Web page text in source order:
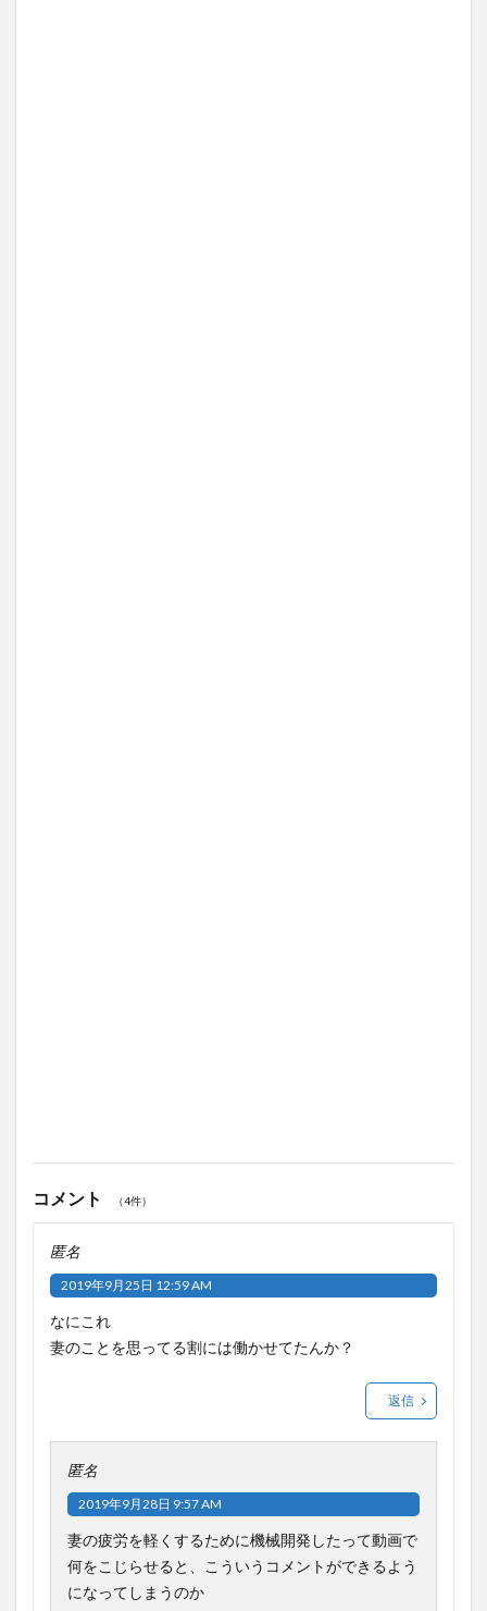
コメント （4件）
匿名
2019年9月25日 12:59 AM
なにこれ
妻のことを思ってる割には働かせてたんか？
返信
匿名
2019年9月28日 9:57 AM
妻の疲労を軽くするために機械開発したって動画で
何をこじらせると、こういうコメントができるよう
になってしまうのか